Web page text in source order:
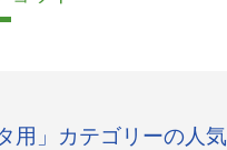
用」カテゴリーの人気